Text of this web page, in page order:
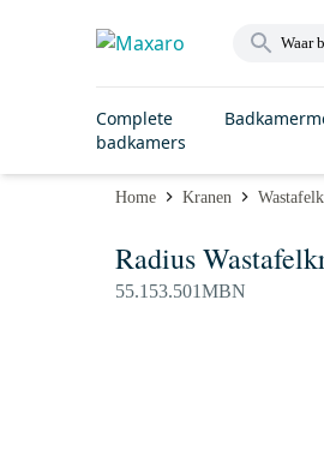
Complete
badkamers
Home Kranen
Radius
55.153.501MBN